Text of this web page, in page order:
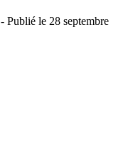
- Publié le 28 septembre